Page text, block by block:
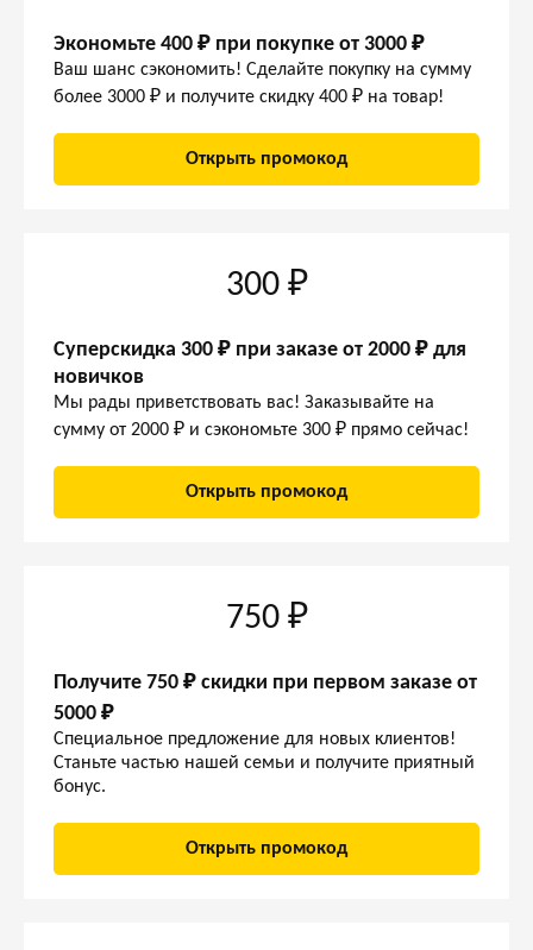
Экономьте 400 ₽ при покупке от 3000 ₽
Ваш шанс сэкономить! Сделайте покупку на сумму
более 3000 ₽ и получите скидку 400 ₽ на товар!
Открыть промокод
300 ₽
Суперскидка 300 ₽ при заказе от 2000 ₽ для
новичков
Мы рады приветствовать вас! Заказывайте на
сумму от 2000 ₽ и сэкономьте 300 ₽ прямо сейчас!
Открыть промокод
750 ₽
Получите 750 ₽ скидки при первом заказе от
5000 ₽
Специальное предложение для новых клиентов!
Станьте частью нашей семьи и получите приятный
бонус.
Открыть промокод